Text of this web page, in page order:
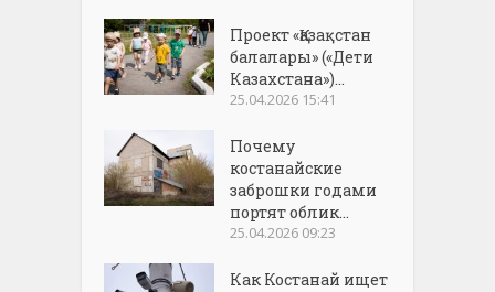
Проект «Қазақстан
балалары» («Дети
Казахстана»)...
25.04.2026 15:41
Почему
костанайские
заброшки годами
портят облик...
25.04.2026 09:23
Как Костанай ищет